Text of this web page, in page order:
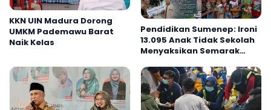
KKN UIN Madura Dorong
UMKM Pademawu Barat
Naik Kelas
Pendidikan Sumenep: Ironi
13.095 Anak Tidak Sekolah
Menyaksikan Semarak
2026